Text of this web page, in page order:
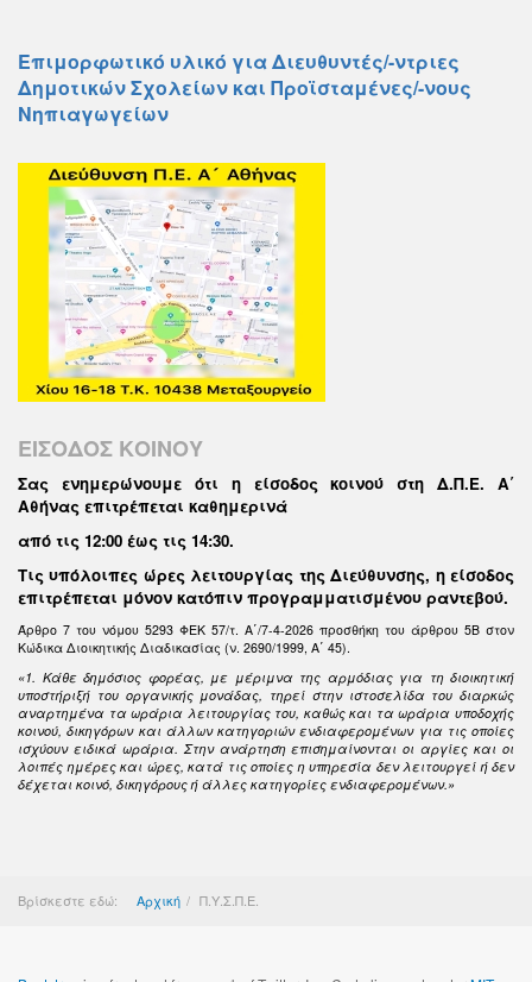
Επιμορφωτικό υλικό για Διευθυντές/-ντριες
Δημοτικών Σχολείων και Προϊσταμένες/-νους
Νηπιαγωγείων
ΕΙΣΟΔΟΣ ΚΟΙΝΟΥ
Σας ενημερώνουμε ότι η είσοδος κοινού στη Δ.Π.Ε. Α΄
Αθήνας επιτρέπεται καθημερινά
από τις 12:00 έως τις 14:30.
Τις υπόλοιπες ώρες λειτουργίας της Διεύθυνσης, η είσοδος
επιτρέπεται μόνον κατόπιν προγραμματισμένου ραντεβού.
Άρθρο 7 του νόμου 5293 ΦΕΚ 57/τ. Α΄/7-4-2026 προσθήκη του άρθρου 5Β στον
Κώδικα Διοικητικής Διαδικασίας (ν. 2690/1999, Α΄ 45).
«1. Κάθε δημόσιος φορέας, με μέριμνα της αρμόδιας για τη διοικητική
υποστήριξή του οργανικής μονάδας, τηρεί στην ιστοσελίδα του διαρκώς
αναρτημένα τα ωράρια λειτουργίας του, καθώς και τα ωράρια υποδοχής
κοινού, δικηγόρων και άλλων κατηγοριών ενδιαφερομένων για τις οποίες
ισχύουν ειδικά ωράρια. Στην ανάρτηση επισημαίνονται οι αργίες και οι
λοιπές ημέρες και ώρες, κατά τις οποίες η υπηρεσία δεν λειτουργεί ή δεν
δέχεται κοινό, δικηγόρους ή άλλες κατηγορίες ενδιαφερομένων.»
Βρίσκεστε εδώ: Αρχική Π.Υ.Σ.Π.Ε.